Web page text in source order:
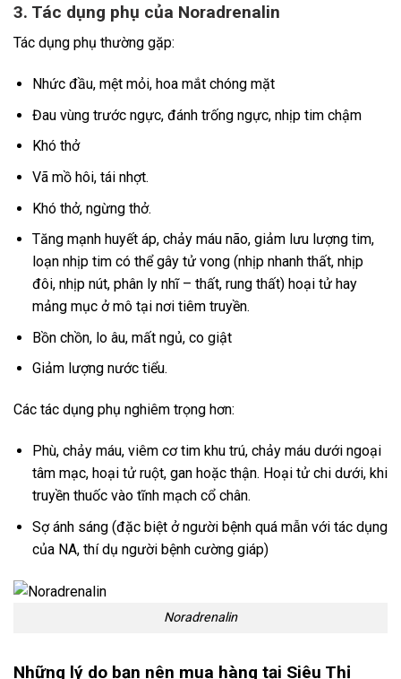
3. Tác dụng phụ của Noradrenalin
Tác dụng phụ thường gặp:
Nhức đầu, mệt mỏi, hoa mắt chóng mặt
Đau vùng trước ngực, đánh trống ngực, nhịp tim chậm
Khó thở
Vã mồ hôi, tái nhợt.
Khó thở, ngừng thở.
Tăng mạnh huyết áp, chảy máu não, giảm lưu lượng tim,
loạn nhịp tim có thể gây tử vong (nhịp nhanh thất, nhịp
đôi, nhịp nút, phân ly nhĩ – thất, rung thất) hoại tử hay
mảng mục ở mô tại nơi tiêm truyền.
Bồn chồn, lo âu, mất ngủ, co giật
Giảm lượng nước tiểu.
Các tác dụng phụ nghiêm trọng hơn:
Phù, chảy máu, viêm cơ tim khu trú, chảy máu dưới ngoại
tâm mạc, hoại tử ruột, gan hoặc thận. Hoại tử chi dưới, khi
truyền thuốc vào tĩnh mạch cổ chân.
Sợ ánh sáng (đặc biệt ở người bệnh quá mẫn với tác dụng
của NA, thí dụ người bệnh cường giáp)
Noradrenalin
Những lý do bạn nên mua hàng tại Siêu Thị